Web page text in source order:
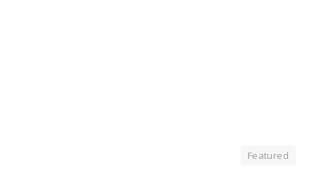
Featured